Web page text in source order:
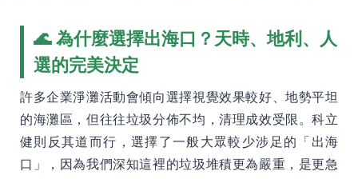
🌊 為什麼選擇出海口？天時、地利、人
選的完美決定
許多企業淨灘活動會傾向選擇視覺效果較好、地勢平坦
的海灘區，但往往垃圾分佈不均，清理成效受限。科立
健則反其道而行，選擇了一般大眾較少涉足的「出海
口」，因為我們深知這裡的垃圾堆積更為嚴重，是更急